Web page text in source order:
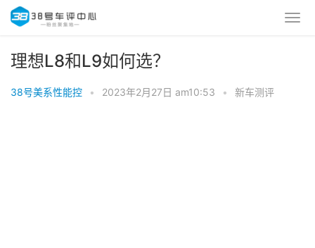
理想L8和L9如何选？
38号美系性能控 • 2023年2月27日 am10:53 • 新车测评